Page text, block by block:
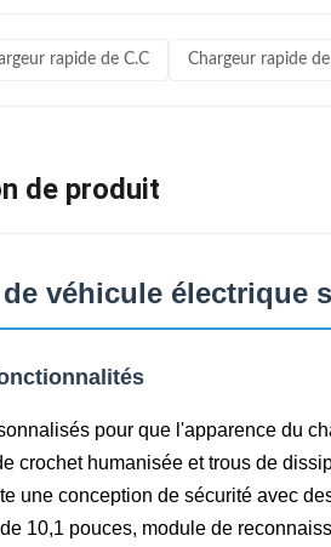
rapide de C.C Chargeur rapide
de produit
véhicule électrique
pour que l'apparence du
crochet humanisée et trous de
une conception de sécurité avec
10,1 pouces, module de